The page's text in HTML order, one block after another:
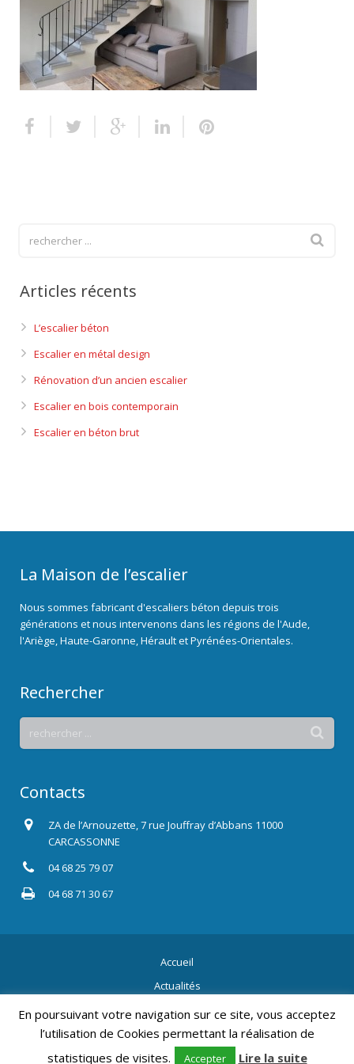
Escalier extérieur
Finitions pour escalier
Articles récents
L’escalier béton
Escalier en métal design
Rénovation d’un ancien escalier
Escalier en bois contemporain
Escalier en béton brut
La Maison de l’escalier
Nous sommes fabricant d'escaliers béton depuis trois
générations et nous intervenons dans les régions de l'Aude,
l'Ariège, Haute-Garonne, Hérault et Pyrénées-Orientales.
Rechercher
Contacts
ZA de l’Arnouzette, 7 rue Jouffray d’Abbans 11000
CARCASSONNE
04 68 25 79 07
04 68 71 30 67
Accueil
Actualités
Contact
2015 Tous droits réservés.Mentions légales, Création Résonance
Communication.
En poursuivant votre navigation sur ce site, vous acceptez
l’utilisation de Cookies permettant la réalisation de
statistiques de visites.
Accepter Lire la suite